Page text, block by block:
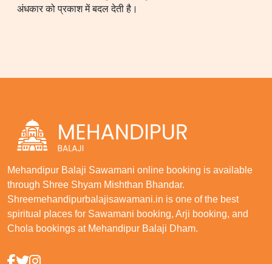
अंधकार को प्रकाश में बदल देती है।
Mehandipur Balaji Sawamani online booking is available
through Shree Shyam Mishthan Bhandar.
Shreemehandipurbalajisawamani.in is one of the best
spiritual places for Sawamani booking, Arji booking, and
Chola bookings at Mehandipur Balaji Dham.